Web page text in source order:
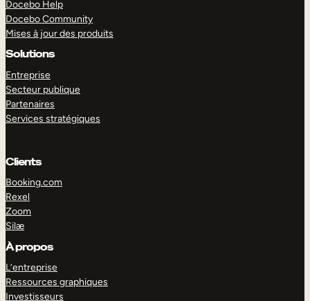
Docebo Help
Docebo Community
Mises à jour des produits
Solutions
Entreprise
Secteur publique
Partenaires
Services stratégiques
Clients
Booking.com
Rexel
Zoom
Silæ
À propos
L’entreprise
Ressources graphiques
Investisseurs